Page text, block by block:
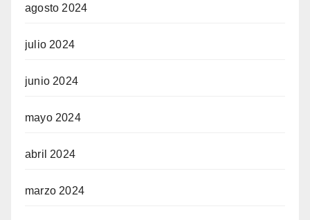
agosto 2024
julio 2024
junio 2024
mayo 2024
abril 2024
marzo 2024